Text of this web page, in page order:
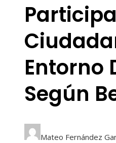
Entorno
Según
Mateo Fernández